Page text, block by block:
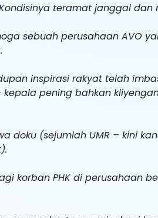
teramat janggal dan
sebuah perusahaan AVO
inspirasi rakyat telah
pening bahkan
doku (sejumlah UMR – kini
korban PHK di perusahaan